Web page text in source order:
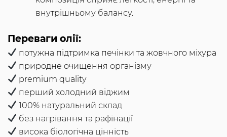
внутрішньому балансу.
Переваги олії:
потужна підтримка печінки та жовчного міхура
природне очищення організму
premium quality
перший холодний віджим
100% натуральний склад
без нагрівання та рафінації
висока біологічна цінність